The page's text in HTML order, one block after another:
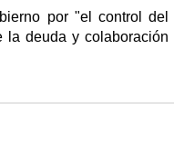
por "el control del
la deuda y colaboración